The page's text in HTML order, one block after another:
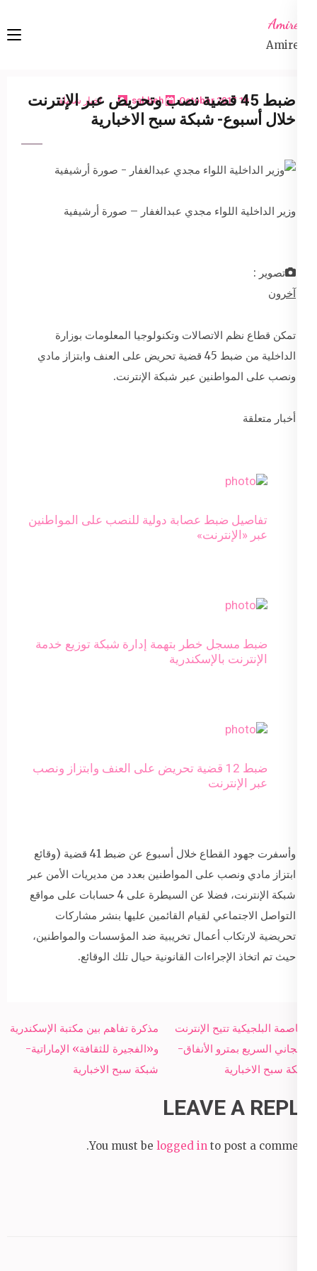
content
Amireta
Amireta
10 October 2017
sabbeh اخبار شاملة
ضبط 45 قضية نصب وتحريض عبر الإنترنت
خلال أسبوع- شبكة سبح الاخبارية
وزير الداخلية اللواء مجدي عبدالغفار – صورة أرشيفية
تصوير :
آخرون
تمكن قطاع نظم الاتصالات وتكنولوجيا المعلومات بوزارة
الداخلية من ضبط 45 قضية تحريض على العنف وابتزاز مادي
ونصب على المواطنين عبر شبكة الإنترنت.
أخبار متعلقة
تفاصيل ضبط عصابة دولية للنصب على المواطنين
عبر «الإنترنت»
ضبط مسجل خطر بتهمة إدارة شبكة توزيع خدمة
الإنترنت بالإسكندرية
ضبط 12 قضية تحريض على العنف وابتزاز ونصب
عبر الإنترنت
وأسفرت جهود القطاع خلال أسبوع عن ضبط 41 قضية (وقائع
ابتزاز مادي ونصب على المواطنين بعدد من مديريات الأمن عبر
شبكة الإنترنت، فضلا عن السيطرة على 4 حسابات على مواقع
التواصل الاجتماعي لقيام القائمين عليها بنشر مشاركات
تحريضية لارتكاب أعمال تخريبية ضد المؤسسات والمواطنين،
حيث تم اتخاذ الإجراءات القانونية حيال تلك الوقائع.
Post
navigation
مذكرة تفاهم بين مكتبة الإسكندرية
و«الفجيرة للثقافة» الإماراتية-
شبكة سبح الاخبارية
العاصمة البلجيكية تتيح الإنترنت
المجاني السريع بمترو الأنفاق-
شبكة سبح الاخبارية
LEAVE A REPLY
You must be logged in to post a comment.